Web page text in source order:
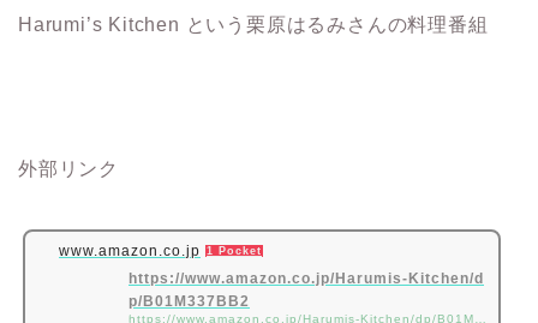
Harumi’s Kitchen という栗原はるみさんの料理番組
外部リンク
www.amazon.co.jp 1 Pocket
https://www.amazon.co.jp/Harumis-Kitchen/d
p/B01M337BB2